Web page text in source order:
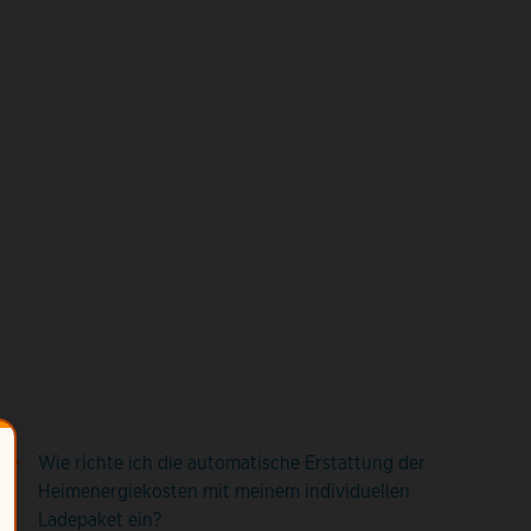
Wie richte ich die automatische Erstattung der
Heimenergiekosten mit meinem individuellen
Ladepaket ein?